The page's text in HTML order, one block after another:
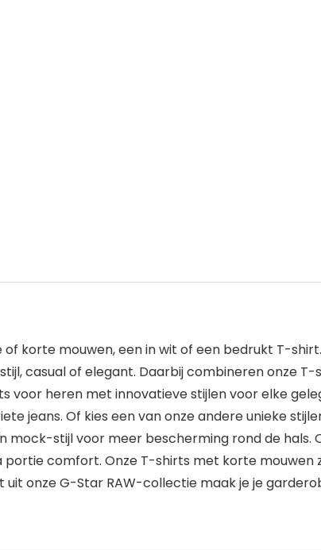
korte mouwen, een in wit of een bedrukt T-
casual of elegant. Daarbij combineren onze
voor heren met innovatieve stijlen voor elke
jeans. Of kies een van onze andere unieke
stijl voor meer bescherming rond de hals.
comfort. Onze T-shirts met korte mouwen
onze G-Star RAW-collectie maak je je